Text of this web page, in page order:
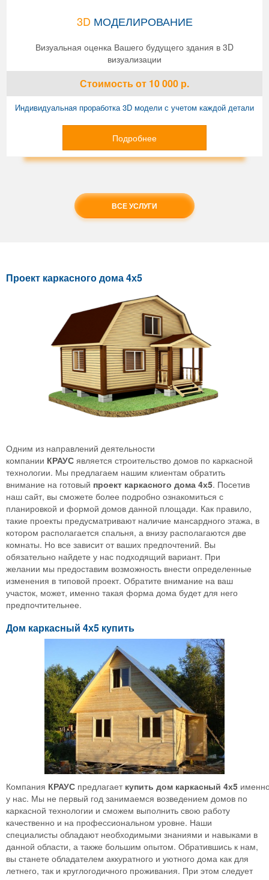
3D МОДЕЛИРОВАНИЕ
Визуальная оценка Вашего будущего здания в 3D
визуализации
Стоимостьот 10 000 р.
Индивидуальная проработка 3D модели с учетом каждой детали
Подробнее
ВСЕ УСЛУГИ
Проект каркасного дома 4х5
Одним из направлений деятельности
компании КРАУС является строительство домов по каркасной
технологии. Мы предлагаем нашим клиентам обратить
внимание на готовый проект каркасного дома 4х5. Посетив
наш сайт, вы сможете более подробно ознакомиться с
планировкой и формой домов данной площади. Как правило,
такие проекты предусматривают наличие мансардного этажа, в
котором располагается спальня, а внизу располагаются две
комнаты. Но все зависит от ваших предпочтений. Вы
обязательно найдете у нас подходящий вариант. При
желании мы предоставим возможность внести определенные
изменения в типовой проект. Обратите внимание на ваш
участок, может, именно такая форма дома будет для него
предпочтительнее.
Дом каркасный 4х5 купить
Компания КРАУС предлагает купить дом каркасный 4х5
у нас. Мы не первый год занимаемся возведением домов по
каркасной технологии и сможем выполнить свою работу
качественно и на профессиональном уровне. Наши
специалисты обладают необходимыми знаниями и навыками в
данной области, а также большим опытом. Обратившись к нам,
вы станете обладателем аккуратного и уютного дома как для
летнего, так и круглогодичного проживания. При этом следует